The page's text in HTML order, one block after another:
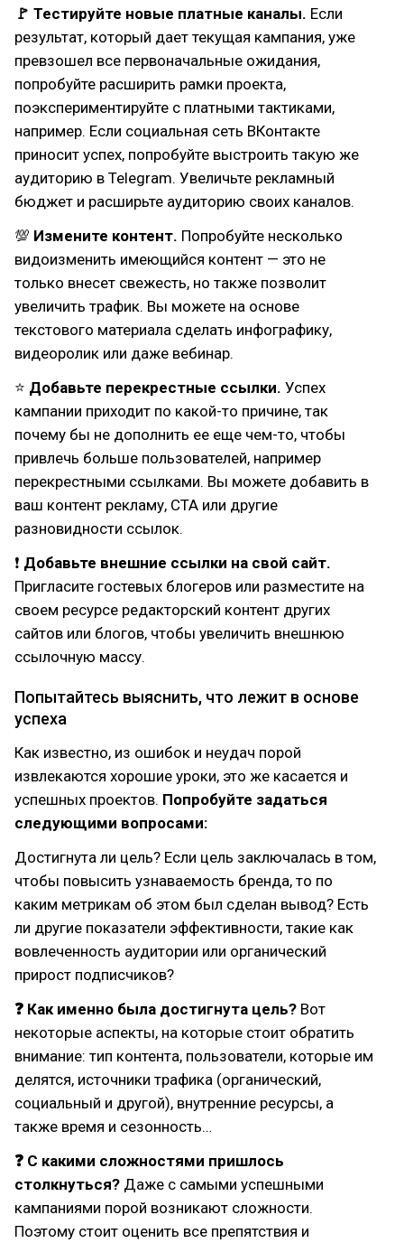
🚩 Тестируйте новые платные каналы. Если
результат, который дает текущая кампания, уже
превзошел все первоначальные ожидания,
попробуйте расширить рамки проекта,
поэкспериментируйте с платными тактиками,
например. Если социальная сеть ВКонтакте
приносит успех, попробуйте выстроить такую же
аудиторию в Telegram. Увеличьте рекламный
бюджет и расширьте аудиторию своих каналов.
💯 Измените контент. Попробуйте несколько
видоизменить имеющийся контент — это не
только внесет свежесть, но также позволит
увеличить трафик. Вы можете на основе
текстового материала сделать инфографику,
видеоролик или даже вебинар.
⭐ Добавьте перекрестные ссылки. Успех
кампании приходит по какой-то причине, так
почему бы не дополнить ее еще чем-то, чтобы
привлечь больше пользователей, например
перекрестными ссылками. Вы можете добавить в
ваш контент рекламу, CTA или другие
разновидности ссылок.
❗ Добавьте внешние ссылки на свой сайт.
Пригласите гостевых блогеров или разместите на
своем ресурсе редакторский контент других
сайтов или блогов, чтобы увеличить внешнюю
ссылочную массу.
Попытайтесь выяснить, что лежит в основе
успеха
Как известно, из ошибок и неудач порой
извлекаются хорошие уроки, это же касается и
успешных проектов. Попробуйте задаться
следующими вопросами:
Достигнута ли цель? Если цель заключалась в том,
чтобы повысить узнаваемость бренда, то по
каким метрикам об этом был сделан вывод? Есть
ли другие показатели эффективности, такие как
вовлеченность аудитории или органический
прирост подписчиков?
❓ Как именно была достигнута цель? Вот
некоторые аспекты, на которые стоит обратить
внимание: тип контента, пользователи, которые им
делятся, источники трафика (органический,
социальный и другой), внутренние ресурсы, а
также время и сезонность…
❓ С какими сложностями пришлось
столкнуться? Даже с самыми успешными
кампаниями порой возникают сложности.
Поэтому стоит оценить все препятствия и